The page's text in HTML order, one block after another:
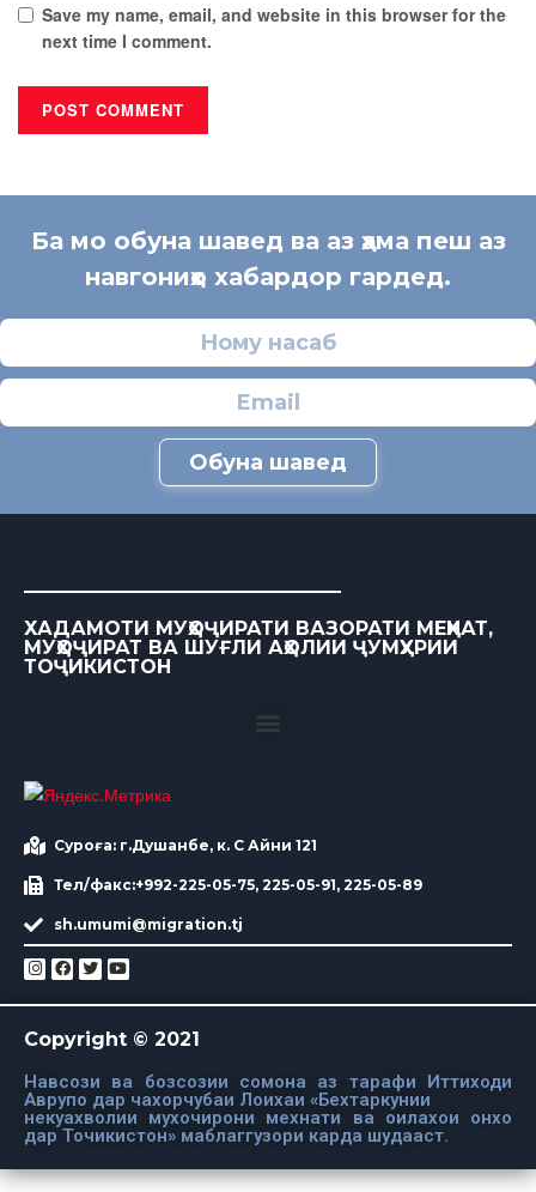
Save my name, email, and website in this browser for the
next time I comment.
Ба мо обуна шавед ва аз ҳама пеш аз
навгониҳо хабардор гардед.
Обуна шавед
ХАДАМОТИ МУҲОҶИРАТИ ВАЗОРАТИ МЕҲНАТ,
МУҲОҶИРАТ ВА ШУҒЛИ АҲОЛИИ ҶУМҲУРИИ
ТОҶИКИСТОН
Суроға: г.Душанбе, к. С Айни 121
Тел/факс:+992-225-05-75, 225-05-91, 225-05-89
sh.umumi@migration.tj
Copyright © 2021
Навсози ва бозсозии сомона аз тарафи Иттиходи
Аврупо дар чахорчубаи Лоихаи «Бехтаркунии
некуахволии мухочирони мехнати ва оилахои онхо
дар Точикистон» маблаггузори карда шудааст.